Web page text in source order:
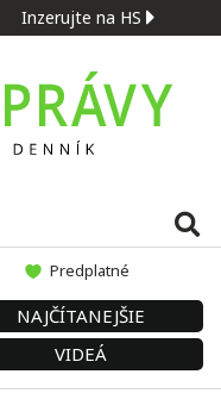
Inzerujte na HS
Predplatné
NAJČÍTANEJŠIE
VIDEÁ